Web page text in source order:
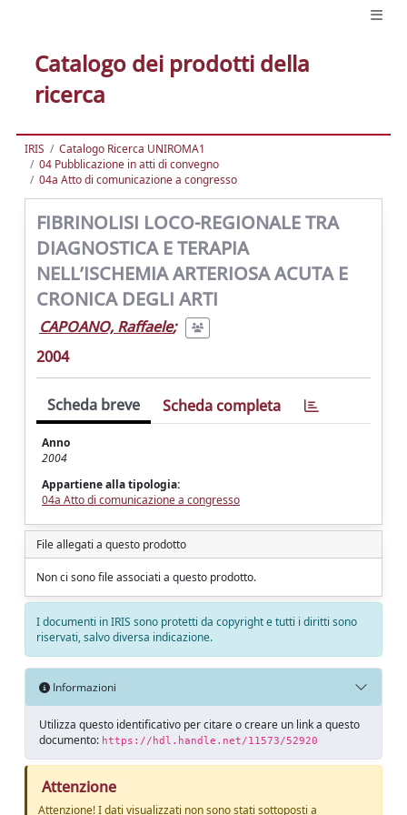
Catalogo dei prodotti della
ricerca
IRIS
Catalogo Ricerca UNIROMA1
04 Pubblicazione in atti di convegno
04a Atto di comunicazione a congresso
FIBRINOLISI LOCO-REGIONALE TRA
DIAGNOSTICA E TERAPIA
NELL’ISCHEMIA ARTERIOSA ACUTA E
CRONICA DEGLI ARTI
CAPOANO, Raffaele;
2004
Scheda breve Scheda completa
Anno
2004
Appartiene alla tipologia:
04a Atto di comunicazione a congresso
File allegati a questo prodotto
Non ci sono file associati a questo prodotto.
I documenti in IRIS sono protetti da copyright e tutti i diritti sono
riservati, salvo diversa indicazione.
Informazioni
Utilizza questo identificativo per citare o creare un link a questo
documento: https://hdl.handle.net/11573/52920
Attenzione
Attenzione! I dati visualizzati non sono stati sottoposti a